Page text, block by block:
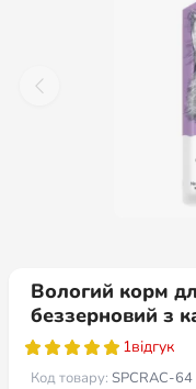
Вологий корм
беззерновий з
1відгук
Код товару: SPCRAC-64